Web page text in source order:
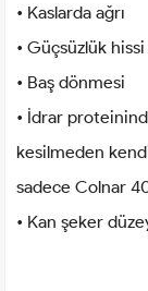
• Kaslarda ağrı
• Güçsüzlük hissi
• Baş dönmesi
• İdrar
kesilmeden
sadece Colnar
• Kan şeker